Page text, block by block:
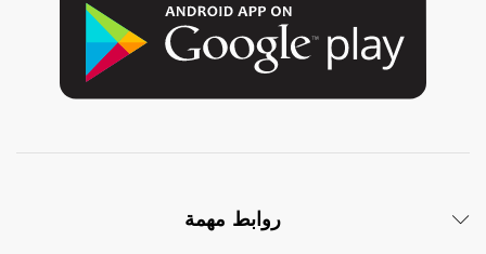
روابط مهمة